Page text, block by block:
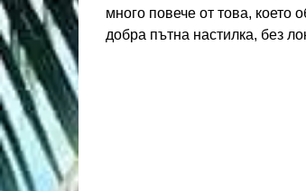
много повече от това, което
добра пътна настилка, без